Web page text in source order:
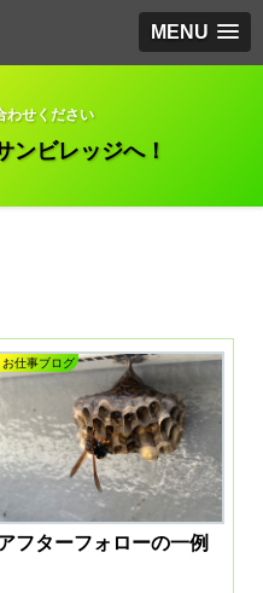
MENU
わせください
ンビレッジへ！
お仕事ブログ
フターフォローの一例